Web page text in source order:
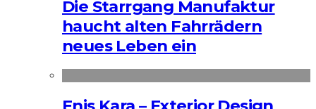
Die Starrgang Manufaktur
haucht alten Fahrrädern
neues Leben ein